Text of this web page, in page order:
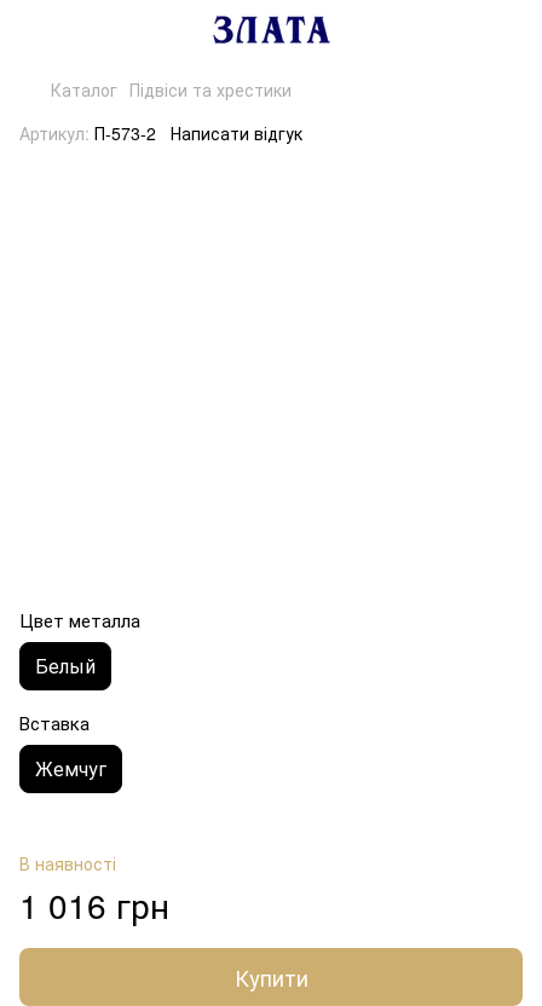
Каталог Підвіси та хрестики
Артикул: П-573-2 Написати відгук
Цвет металла
Белый
Вставка
Жемчуг
В наявності
1 016 грн
Купити